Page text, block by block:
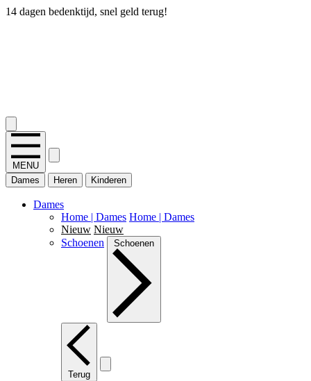
14 dagen bedenktijd, snel geld terug!
MENU
Dames
Heren Kinderen
Dames
Home | Dames Home | Dames
Nieuw Nieuw
Schoenen
Schoenen
Terug